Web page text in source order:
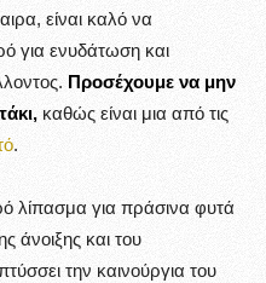
είναι καλό να
για ενυδάτωση και
Προσέχουμε να μην
καθώς είναι μια από τις
.
λίπασμα για πράσινα φυτά
άνοιξης και του
την καινούργια του